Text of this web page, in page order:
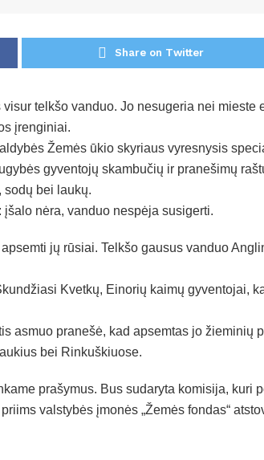
Share on Twitter
telkšo vanduo. Jo nesugeria nei mieste
įrenginiai.
Žemės ūkio skyriaus vyresnysis
gyventojų skambučių ir pranešimų
sodų bei laukų.
nėra, vanduo nespėja susigerti.
jų rūsiai. Telkšo gausus vanduo
Kvetkų, Einorių kaimų gyventojai,
asmuo pranešė, kad apsemtas jo žieminių
bei Rinkuškiuose.
prašymus. Bus sudaryta komisija, kuri
valstybės įmonės „Žemės fondas“